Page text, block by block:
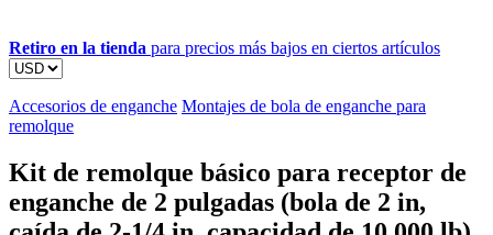
Retiro en la tienda para precios más bajos en ciertos artículos
Accesorios de enganche Montajes de bola de enganche para
remolque
Kit de remolque básico para receptor de
enganche de 2 pulgadas (bola de 2 in,